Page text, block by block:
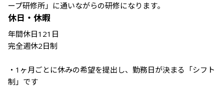
ープ研修所」に通いながらの研修になります。
休日・休暇
年間休日121日
完全週休2日制
・1ヶ月ごとに休みの希望を提出し、勤務日が決まる「シフト
制」です